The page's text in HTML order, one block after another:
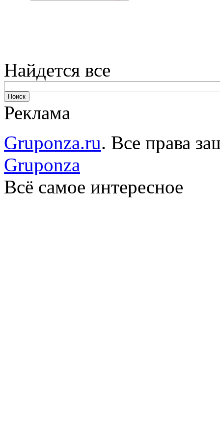
Найдется все
Реклама
Gruponza.ru. Все права
Gruponza
Всё самое интересное